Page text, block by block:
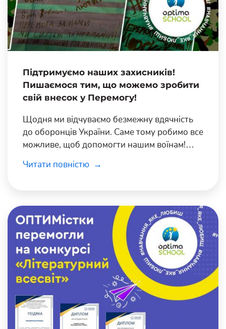
Підтримуємо наших захисників!
Пишаємося тим, що можемо зробити
свій внесок у Перемогу!
Щодня ми відчуваємо безмежну вдячність
до оборонців України. Саме тому робимо все
можливе, щоб допомогти нашим воїнам!
постійно надають допомогу Збройним
Читати повністю